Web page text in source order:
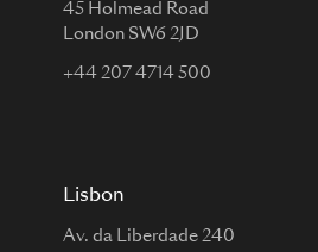
45 Holmead Road
London SW6 2JD
+44 207 4714 500
Lisbon
Av. da Liberdade 240